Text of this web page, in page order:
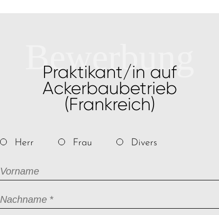
Bewerbung
Praktikant/in auf
Ackerbaubetrieb
(Frankreich)
Herr Frau Divers
Vorname
Pflichtfeld
Nachname *